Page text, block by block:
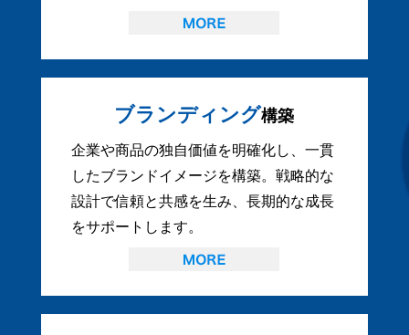
ブランディング構築
企業や商品の独自価値を明確化し、一貫
したブランドイメージを構築。戦略的な
設計で信頼と共感を生み、長期的な成長
をサポートします。